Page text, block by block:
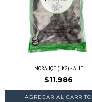
MORA IQF (1KG) - ALIF
$11.986
AGREGAR AL CARRITO